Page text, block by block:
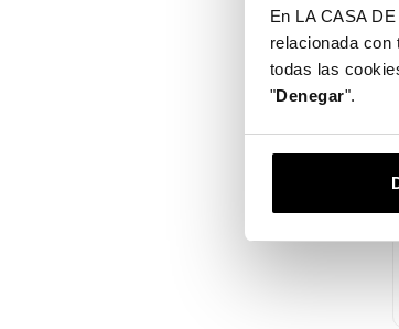
En LA CASA
relacionada
todas las
"Denegar".